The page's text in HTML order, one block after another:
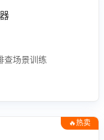
查场景训练
🔥热卖